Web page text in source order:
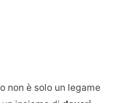
non è solo un legame